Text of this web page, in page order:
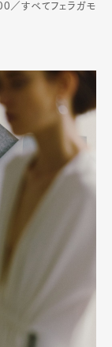
／すべてフェラガモ